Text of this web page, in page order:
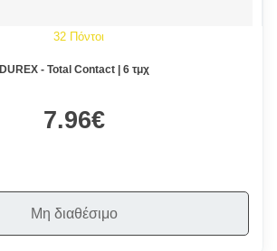
32 Πόντοι
DUREX - Total Contact | 6 τμχ
7.96€
Μη διαθέσιμο